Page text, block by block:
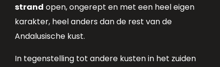
strand open, ongerept en met een heel eigen
karakter, heel anders dan de rest van de
Andalusische kust.
In tegenstelling tot andere kusten in het zuiden